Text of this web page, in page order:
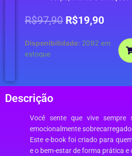
R$97,90 O
original
R$19,90
atual
Disponibilidade: 2092 em
estoque
ao
e
em
uma
Descrição
Você sente que vive sempre
emocionalmente
Este e-book foi criado para
e o bem-estar de forma prática e